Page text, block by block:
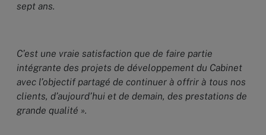
sept ans.
C’est une vraie satisfaction que de faire partie
intégrante des projets de développement du Cabinet
avec l’objectif partagé de continuer à offrir à tous nos
clients, d’aujourd’hui et de demain, des prestations de
grande qualité ».